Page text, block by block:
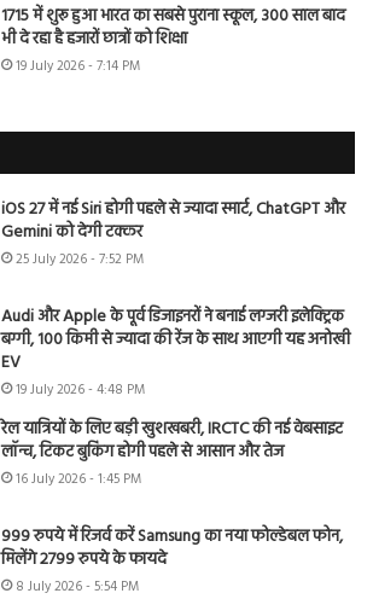
1715 में शुरू हुआ भारत का सबसे पुराना स्कूल, 300 साल बाद
भी दे रहा है हजारों छात्रों को शिक्षा
19 July 2026 - 7:14 PM
iOS 27 में नई Siri होगी पहले से ज्यादा स्मार्ट, ChatGPT और
Gemini को देगी टक्कर
25 July 2026 - 7:52 PM
Audi और Apple के पूर्व डिजाइनरों ने बनाई लग्जरी इलेक्ट्रिक
बग्गी, 100 किमी से ज्यादा की रेंज के साथ आएगी यह अनोखी
EV
19 July 2026 - 4:48 PM
रेल यात्रियों के लिए बड़ी खुशखबरी, IRCTC की नई वेबसाइट
लॉन्च, टिकट बुकिंग होगी पहले से आसान और तेज
16 July 2026 - 1:45 PM
999 रुपये में रिजर्व करें Samsung का नया फोल्डेबल फोन,
मिलेंगे 2799 रुपये के फायदे
8 July 2026 - 5:54 PM